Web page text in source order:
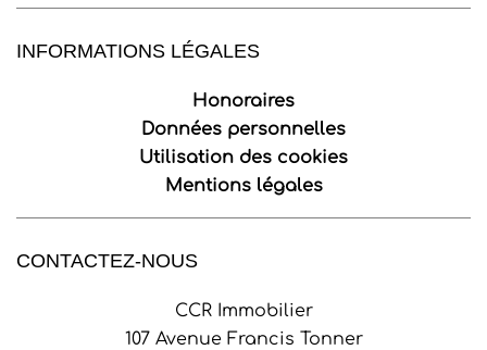
INFORMATIONS LÉGALES
Honoraires
Données personnelles
Utilisation des cookies
Mentions légales
CONTACTEZ-NOUS
CCR Immobilier
107 Avenue Francis Tonner